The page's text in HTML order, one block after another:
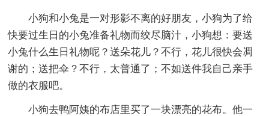
小狗和小兔是一对形影不离的好朋友，小狗为了给
快要过生日的小兔准备礼物而绞尽脑汁，小狗想：要送
小兔什么生日礼物呢？送朵花儿？不行，花儿很快会凋
谢的；送把伞？不行，太普通了；不如送件我自己亲手
做的衣服吧。
小狗去鸭阿姨的布店里买了一块漂亮的花布。他一